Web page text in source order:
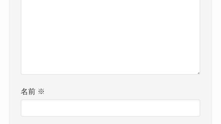
名前 ※